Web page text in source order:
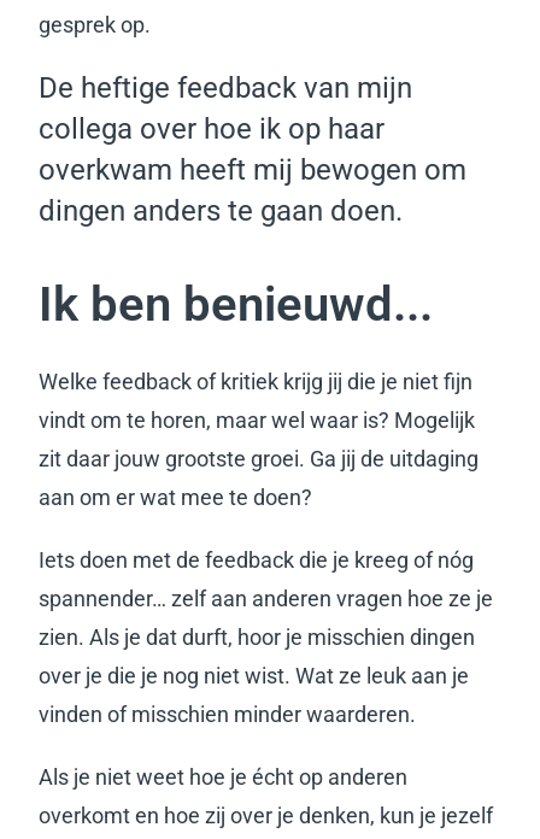
gesprek op.
De heftige feedback van mijn
collega over hoe ik op haar
overkwam heeft mij bewogen om
dingen anders te gaan doen.
Ik ben benieuwd...
Welke feedback of kritiek krijg jij die je niet fijn
vindt om te horen, maar wel waar is? Mogelijk
zit daar jouw grootste groei. Ga jij de uitdaging
aan om er wat mee te doen?
Iets doen met de feedback die je kreeg of nóg
spannender… zelf aan anderen vragen hoe ze je
zien.Als je dat durft, hoor je misschien dingen
over je die je nog niet wist.Wat ze leuk aan je
vinden of misschien minder waarderen.
Als je niet weet hoe je écht op anderen
overkomt en hoe zij over je denken, kun je jezelf